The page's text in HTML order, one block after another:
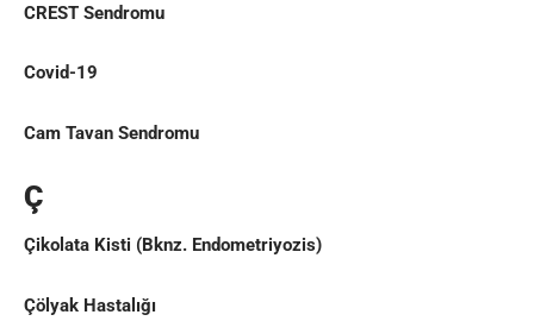
CREST Sendromu
Covid-19
Cam Tavan Sendromu
Ç
Çikolata Kisti (Bknz. Endometriyozis)
Çölyak Hastalığı